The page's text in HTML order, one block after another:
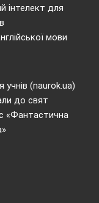
інтелект для
мови
учнів (naurok.ua)
до свят
«Фантастична